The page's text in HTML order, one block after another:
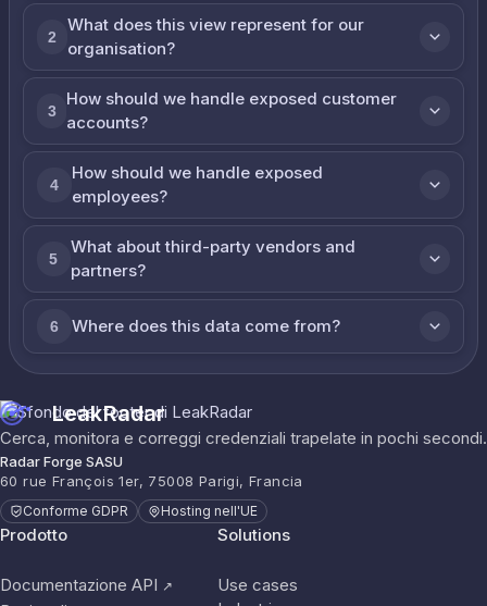
2
What does this view represent for our
organisation?
3
How should we handle exposed customer
accounts?
4
How should we handle exposed
employees?
5
What about third-party vendors and
partners?
6 Where does this data come from?
LeakRadar
Cerca, monitora e correggi credenziali trapelate in pochi secondi.
Radar Forge SASU
60 rue François 1er, 75008 Parigi, Francia
Conforme GDPR Hosting nell'UE
Prodotto
Documentazione API ↗
Solutions
Use cases